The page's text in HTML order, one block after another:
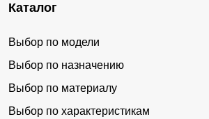
Каталог
Выбор по модели
Выбор по назначению
Выбор по материалу
Выбор по характеристикам